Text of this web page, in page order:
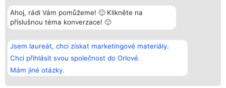
Ahoj, rádi Vám pomůžeme! 🙂 Klikněte na
příslušnou téma konverzace! 🙂
Jsem laureát, chci získat marketingové materiály.
Chci přihlásit svou společnost do Orlové.
Mám jiné otázky.
Bright Side Solutions sp. z o.
o. sp. k.
ul. Ruska 22
Wrocław 50-079
KRS 0000749100 | Regon
381313360 | NIP 8943132676
Vítězové
Seznam všech
laureátů
Zásady
Zásady
Kontakt